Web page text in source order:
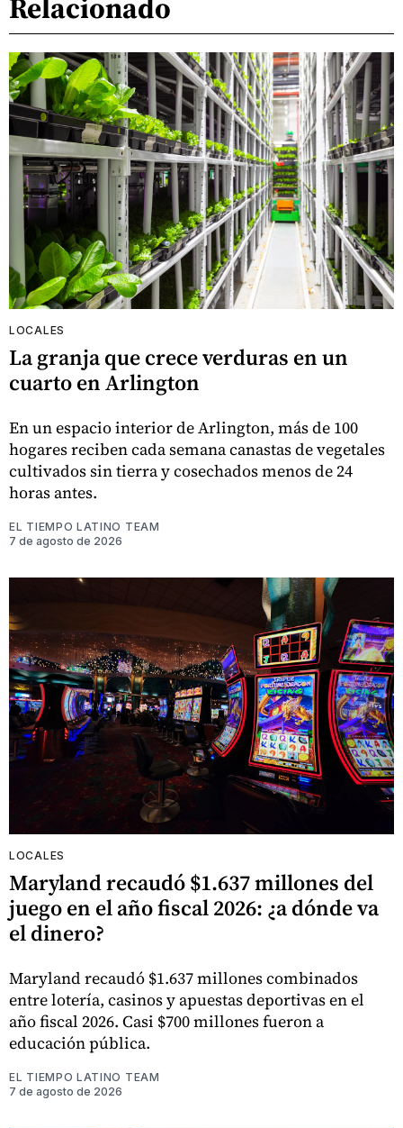
LOCALES
La granja que crece verduras en un
cuarto en Arlington
En un espacio interior de Arlington, más de 100
hogares reciben cada semana canastas de vegetales
cultivados sin tierra y cosechados menos de 24
horas antes.
EL TIEMPO LATINO TEAM
7 de agosto de 2026
LOCALES
Maryland recaudó $1.637 millones del
juego en el año fiscal 2026: ¿a dónde va
el dinero?
Maryland recaudó $1.637 millones combinados
entre lotería, casinos y apuestas deportivas en el
año fiscal 2026. Casi $700 millones fueron a
educación pública.
EL TIEMPO LATINO TEAM
7 de agosto de 2026